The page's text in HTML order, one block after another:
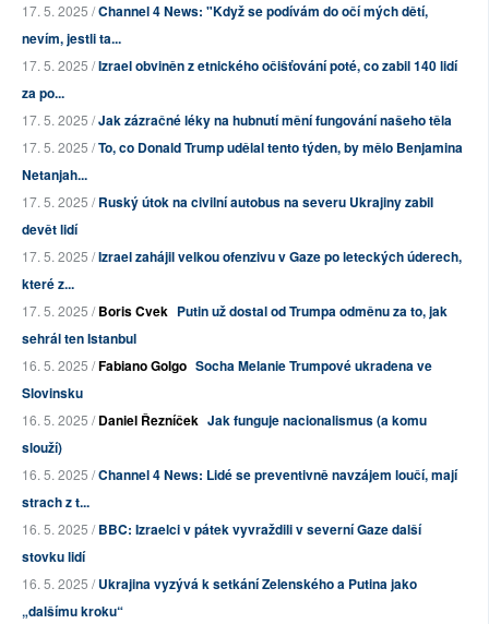
17. 5. 2025 /Channel 4 News: "Když se podívám do očí mých dětí,
nevím, jestli ta...
17. 5. 2025 /Izrael obviněn z etnického očišťování poté, co zabil 140 lidí
za po...
17. 5. 2025 /Jak zázračné léky na hubnutí mění fungování našeho těla
17. 5. 2025 /To, co Donald Trump udělal tento týden, by mělo Benjamina
Netanjah...
17. 5. 2025 /Ruský útok na civilní autobus na severu Ukrajiny zabil
devět lidí
17. 5. 2025 /Izrael zahájil velkou ofenzivu v Gaze po leteckých úderech,
které z...
17. 5. 2025 /Boris Cvek Putin už dostal od Trumpa odměnu za to, jak
sehrál ten Istanbul
16. 5. 2025 /Fabiano Golgo Socha Melanie Trumpové ukradena ve
Slovinsku
16. 5. 2025 /Daniel Řezníček Jak funguje nacionalismus (a komu
slouží)
16. 5. 2025 /Channel 4 News: Lidé se preventivně navzájem loučí, mají
strach z t...
16. 5. 2025 /BBC: Izraelci v pátek vyvraždili v severní Gaze další
stovku lidí
16. 5. 2025 /Ukrajina vyzývá k setkání Zelenského a Putina jako
„dalšímu kroku“